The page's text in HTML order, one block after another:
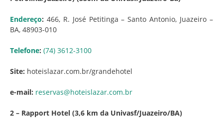
Endereço: 466, R. José Petitinga – Santo Antonio, Juazeiro –
BA, 48903-010
Telefone: (74) 3612-3100
Site: hoteislazar.com.br/grandehotel
e-mail: reservas@hoteislazar.com.br
2 – Rapport Hotel (3,6 km da Univasf/Juazeiro/BA)